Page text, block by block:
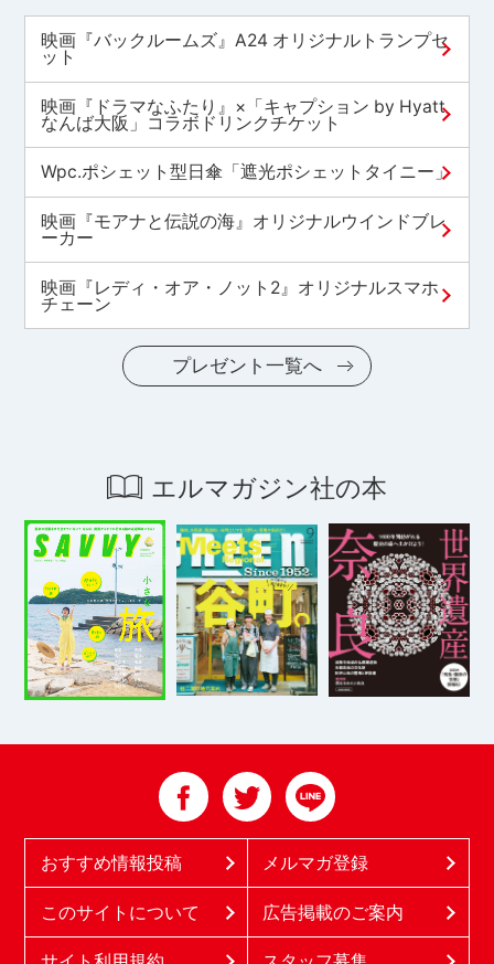
映画『バックルームズ』A24 オリジナルトランプセ
ット
映画『ドラマなふたり』×「キャプション by Hyatt
なんば大阪」コラボドリンクチケット
Wpc.ポシェット型日傘「遮光ポシェットタイニー」
映画『モアナと伝説の海』オリジナルウインドブレ
ーカー
映画『レディ・オア・ノット2』オリジナルスマホ
チェーン
プレゼント一覧へ
エルマガジン社の本
おすすめ情報投稿 メルマガ登録
このサイトについて 広告掲載のご案内